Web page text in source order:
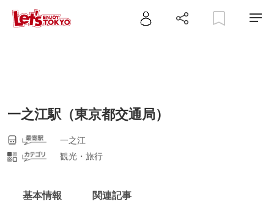
一之江駅（東京都交通局）
一之江
観光・旅行
基本情報 関連記事